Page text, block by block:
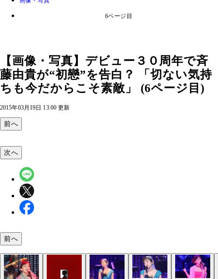
6ページ目
【画像・写真】デビュー３０周年で斉
藤由貴が“初戀”を告白？ 「切ない気持
ちも今だからこそ素敵」 (6ページ目)
2015年03月19日 13:00 更新
前へ
次へ
前へ